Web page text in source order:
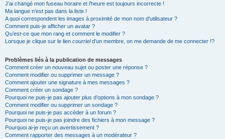
J’ai changé mon fuseau horaire et l’heure est toujours incorrecte !
Ma langue n’est pas dans la liste !
A quoi correspondent les images à proximité de mon nom d’utilisateur ?
Comment puis-je afficher un avatar ?
Qu’est-ce que mon rang et comment le modifier ?
Lorsque je clique sur le lien courrield’un membre, on me demande de me connecter !?
Problèmes liés à la publication de messages
Comment créer un nouveau sujet ou poster une réponse ?
Comment modifier ou supprimer un message ?
Comment ajouter une signature à mes messages ?
Comment créer un sondage ?
Pourquoi ne puis-je pas ajouter plus d’options à mon sondage ?
Comment modifier ou supprimer un sondage ?
Pourquoi ne puis-je pas accéder à un forum ?
Pourquoi ne puis-je pas joindre des fichiers à mon message ?
Pourquoi ai-je reçu un avertissement ?
Comment rapporter des messages à un modérateur ?